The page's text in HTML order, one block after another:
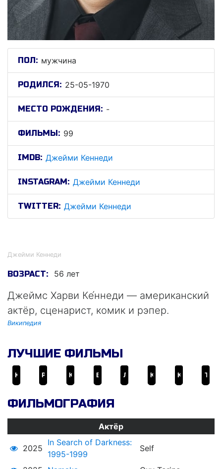
ПОЛ: мужчина
РОДИЛСЯ: 25-05-1970
МЕСТО РОЖДЕНИЯ: -
ФИЛЬМЫ: 99
IMDB: Джейми Кеннеди
INSTAGRAM: Джейми Кеннеди
TWITTER: Джейми Кеннеди
Джейми Кеннеди
ВОЗРАСТ: 56 лет
Джеймс Харви Ке́ннеди — американский
актёр, сценарист, комик и рэпер.
Википедия
ЛУЧШИЕ ФИЛЬМЫ
ФИЛЬМОГРАФИЯ
Актёр
2025
In Search of Darkness:
1995-1999
Self